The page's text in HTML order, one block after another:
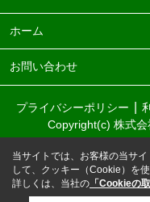
ホーム
お問い合わせ
プライバシーポリシー
Copyright(c) 株式
当サイトでは、お客様の当サ
して、クッキー（Cookie）を使
詳しくは、当社の 「Cookieの